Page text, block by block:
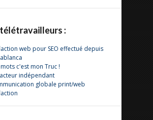
:
web pour SEO effectué depuis
c'est mon Truc !
indépendant
globale print/web